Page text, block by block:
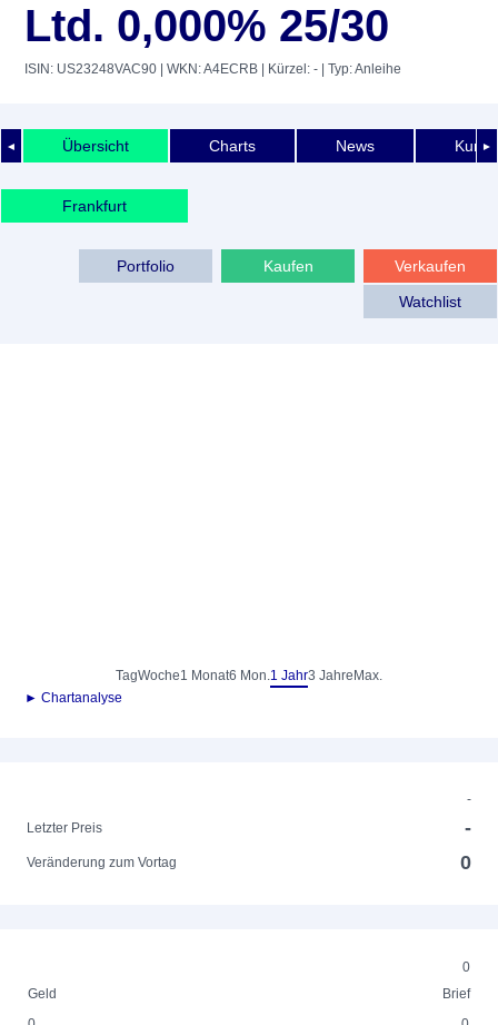
Ltd. 0,000% 25/30
ISIN: US23248VAC90 | WKN: A4ECRB | Kürzel: - | Typ: Anleihe
◄ ►
Übersicht Charts News
Frankfurt
Verkaufen
Kaufen
Portfolio
Watchlist
TagWoche1 Monat6 Mon.1 Jahr3 Jahre Max.
► Chartanalyse
-
Letzter Preis
-
Veränderung zum Vortag 0
0
Geld
Brief